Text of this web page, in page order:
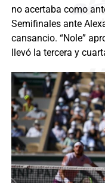
no acertaba como
Semifinales ante
cansancio. “Nole”
llevó la tercera y